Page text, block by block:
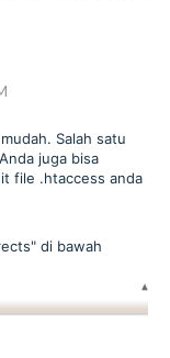
Salah satu
juga bisa
file .htaccess anda
di bawah